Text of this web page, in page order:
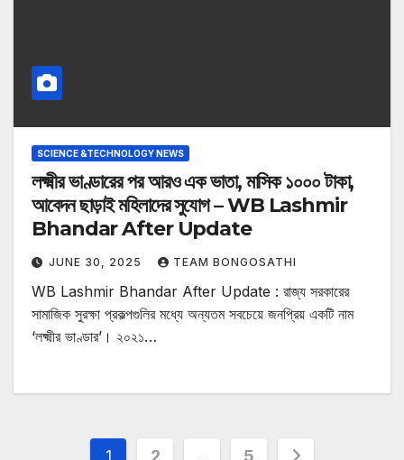
SCIENCE &TECHNOLOGY NEWS
লক্ষ্মীর ভাণ্ডারের পর আরও এক ভাতা, মাসিক ১০০০ টাকা,
আবেদন ছাড়াই মহিলাদের সুযোগ – WB Lashmir
Bhandar After Update
JUNE 30, 2025 TEAM BONGOSATHI
WB Lashmir Bhandar After Update : রাজ্য সরকারের
সামাজিক সুরক্ষা প্রকল্পগুলির মধ্যে অন্যতম সবচেয়ে জনপ্রিয় একটি নাম
‘লক্ষ্মীর ভাণ্ডার’। ২০২১…